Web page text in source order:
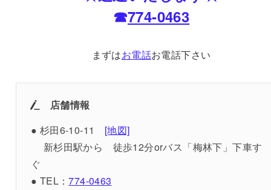
☎774-0463
まずはお電話お電話下さい
店舗情報
● 杉田6-10-11 [地図]
新杉田駅から 徒歩12分orバス「梅林下」下車す
ぐ
● TEL：774-0463